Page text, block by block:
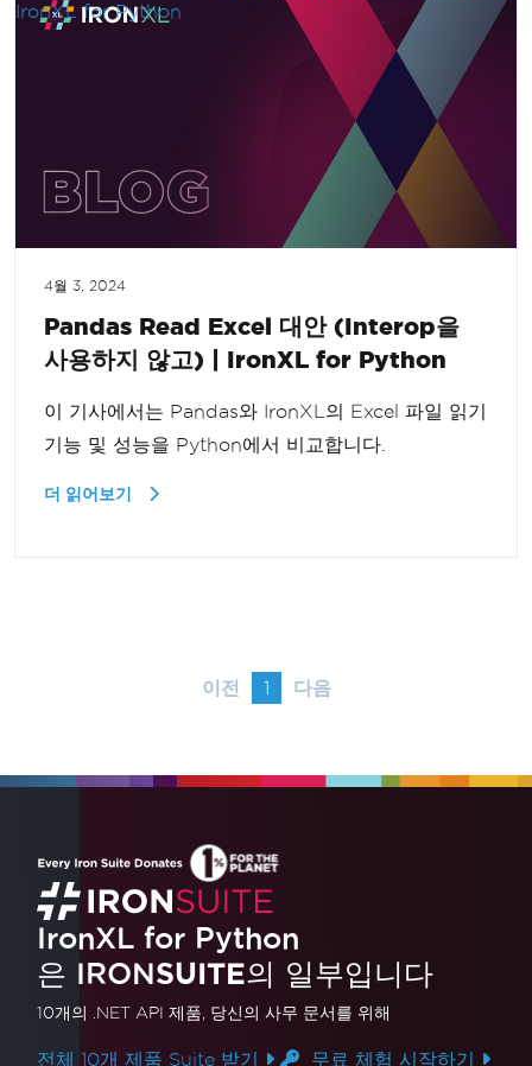
4월 3, 2024
Pandas Read Excel 대안 (Interop을
사용하지 않고) | IronXL for Python
이 기사에서는 Pandas와 IronXL의 Excel 파일 읽기
기능 및 성능을 Python에서 비교합니다.
더 읽어보기
이전 1 다음
IronXL for Python
은 IRONSUITE의 일부입니다
10개의 .NET API 제품, 당신의 사무 문서를 위해
전체 10개 제품 Suite 받기 무료 체험 시작하기